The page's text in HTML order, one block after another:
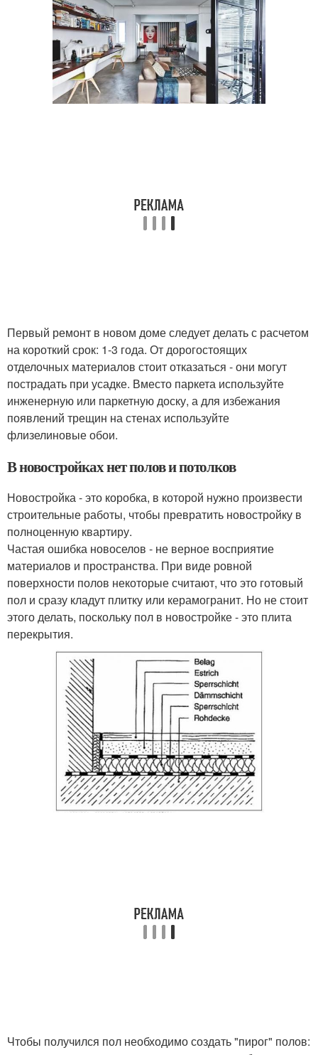
Первый ремонт в новом доме следует делать с расчетом
на короткий срок: 1-3 года. От дорогостоящих
отделочных материалов стоит отказаться - они могут
пострадать при усадке. Вместо паркета используйте
инженерную или паркетную доску, а для избежания
появлений трещин на стенах используйте
флизелиновые обои.
В новостройках нет полов и потолков
Новостройка - это коробка, в которой нужно произвести
строительные работы, чтобы превратить новостройку в
полноценную квартиру.
Частая ошибка новоселов - не верное восприятие
материалов и пространства. При виде ровной
поверхности полов некоторые считают, что это готовый
пол и сразу кладут плитку или керамогранит. Но не стоит
этого делать, поскольку пол в новостройке - это плита
перекрытия.
Чтобы получился пол необходимо создать "пирог" полов: